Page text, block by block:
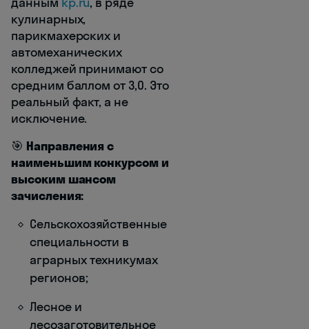
кулинарных,
парикмахерских и
автомеханических
колледжей принимают со
средним баллом от 3,0. Это
реальный факт, а не
исключение.
🎯 Направления с
наименьшим конкурсом и
высоким шансом
зачисления:
Сельскохозяйственные
специальности в
аграрных техникумах
регионов;
Лесное и
лесозаготовительное